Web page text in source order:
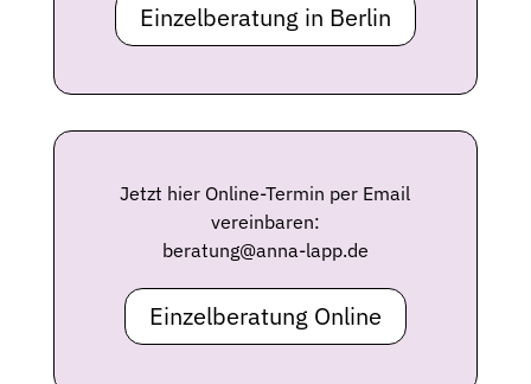
Einzelberatung in Berlin
Jetzt hier Online-Termin per Email
vereinbaren:
beratung@anna-lapp.de
Einzelberatung Online